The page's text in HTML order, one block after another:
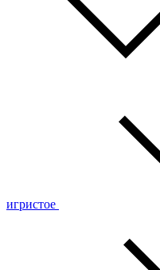
игристое